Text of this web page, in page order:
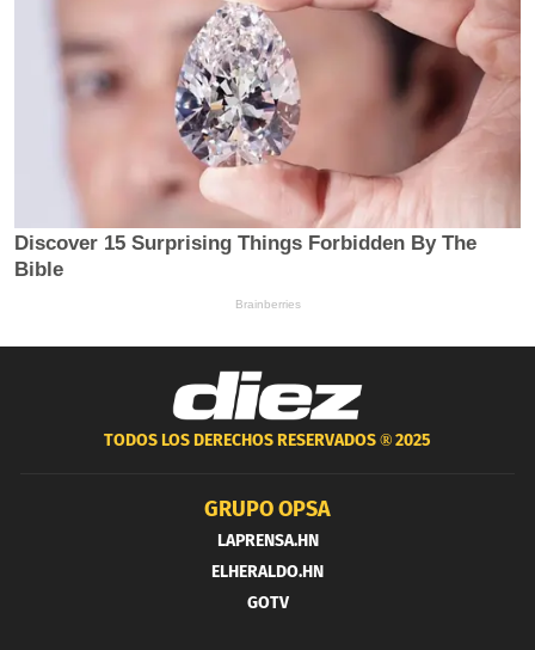
TODOS LOS DERECHOS RESERVADOS ®2025
GRUPO OPSA
LAPRENSA.HN
ELHERALDO.HN
GOTV